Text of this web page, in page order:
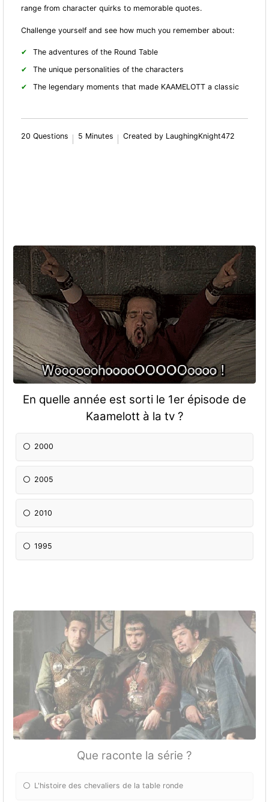
range from character quirks to memorable quotes.
Challenge yourself and see how much you remember about:
The adventures of the Round Table
The unique personalities of the characters
The legendary moments that made KAAMELOTT a classic
20 Questions 5 Minutes Created by LaughingKnight472
En quelle année est sorti le 1er épisode de
Kaamelott à la tv ?
2000
2005
2010
1995
Que raconte la série ?
L'histoire des chevaliers de la table ronde